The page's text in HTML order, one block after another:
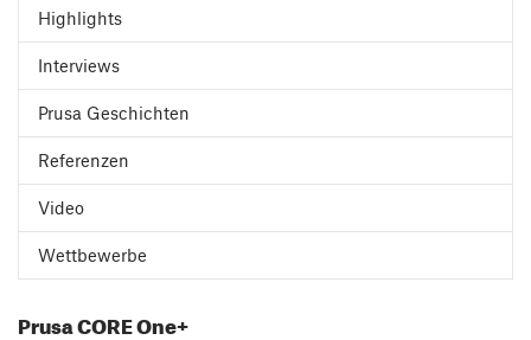
Highlights
Interviews
Prusa Geschichten
Referenzen
Video
Wettbewerbe
Prusa CORE One+